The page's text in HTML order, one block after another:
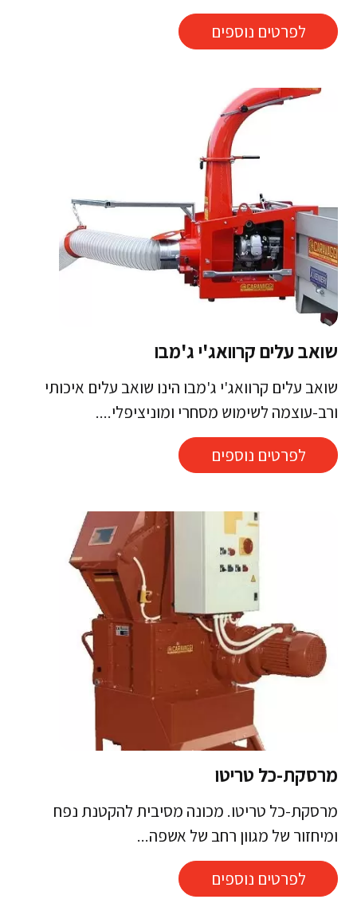
לפרטים נוספים
שואב עלים קרוואג'י ג'מבו
שואב עלים קרוואג'י ג'מבו הינו שואב עלים איכותי
ורב-עוצמה לשימוש מסחרי ומוניציפלי....
לפרטים נוספים
מרסקת-כל טריטו
מרסקת-כל טריטו. מכונה מסיבית להקטנת נפח
ומיחזור של מגוון רחב של אשפה...
לפרטים נוספים